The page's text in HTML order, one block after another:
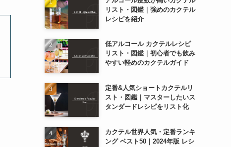
リスト・図鑑｜強めのカクテル
レシピを紹介
低アルコール カクテルレシピ
リスト・図鑑｜初心者でも飲み
やすい軽めのカクテルガイド
定番&人気ショートカクテルリ
スト・図鑑｜マスターしたいス
タンダードレシピをリスト化
カクテル世界人気・定番ランキ
ング ベスト50｜2024年版 レシ